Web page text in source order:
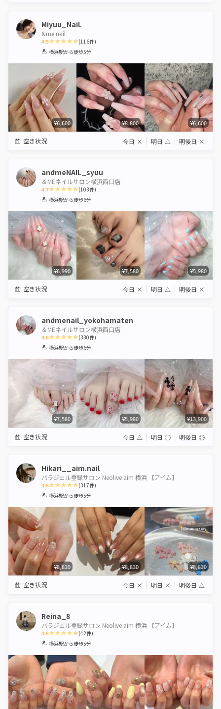
Miyuu_Nail.
&me nail
4.9
1 2 3 4 5
(116件)
横浜駅から徒歩5分
¥6,600 ¥8,800 ¥6,600
空き状況 今日 × 明日 △ 明後日 ×
andmeNAIL_syuu
＆MEネイルサロン横浜西口店
4.7
1 2 3 4 5
(103件)
横浜駅から徒歩6分
¥6,990 ¥7,580 ¥5,980
空き状況 今日 × 明日 △ 明後日 ×
andmenail_yokohamaten
＆MEネイルサロン横浜西口店
4.6
1 2 3 4 5
(330件)
横浜駅から徒歩6分
¥7,580 ¥5,980 ¥13,900
空き状況 今日 △ 明日 ◯ 明後日 ◎
Hikari__aim.nail
パラジェル登録サロン Neolive aim 横浜 【アイム】
4.8
1 2 3 4 5
(317件)
横浜駅から徒歩5分
¥8,830 ¥8,830 ¥8,830
空き状況 今日 × 明日 × 明後日 △
Reina_8
パラジェル登録サロン Neolive aim 横浜 【アイム】
4.8
1 2 3 4 5
(42件)
横浜駅から徒歩5分